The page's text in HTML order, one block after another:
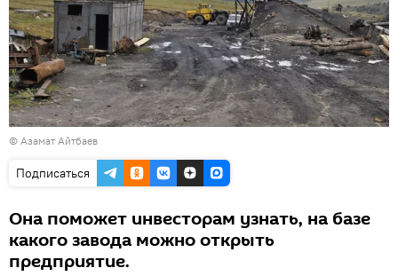
© Азамат Айтбаев
Подписаться
Она поможет инвесторам узнать, на базе
какого завода можно открыть
предприятие.